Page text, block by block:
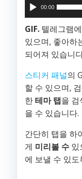
00:00
GIF. 텔레그램
있으며, 좋아하
되어져 있습니
스티커 패널의
할 수 있으며,
한테마 탭을
을 수 있습니다.
간단히 탭을 하
게 미리볼 수 있
에 보낼 수 있도